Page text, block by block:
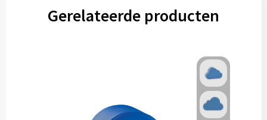
Gerelateerde producten